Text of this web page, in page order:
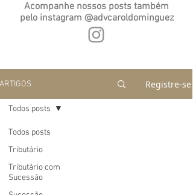
Acompanhe nossos posts também
peloinstagram @advcaroldominguez
ARTIGOS Registre-se
Todos posts
Tributário
Tributário com
Sucessão
Todos posts